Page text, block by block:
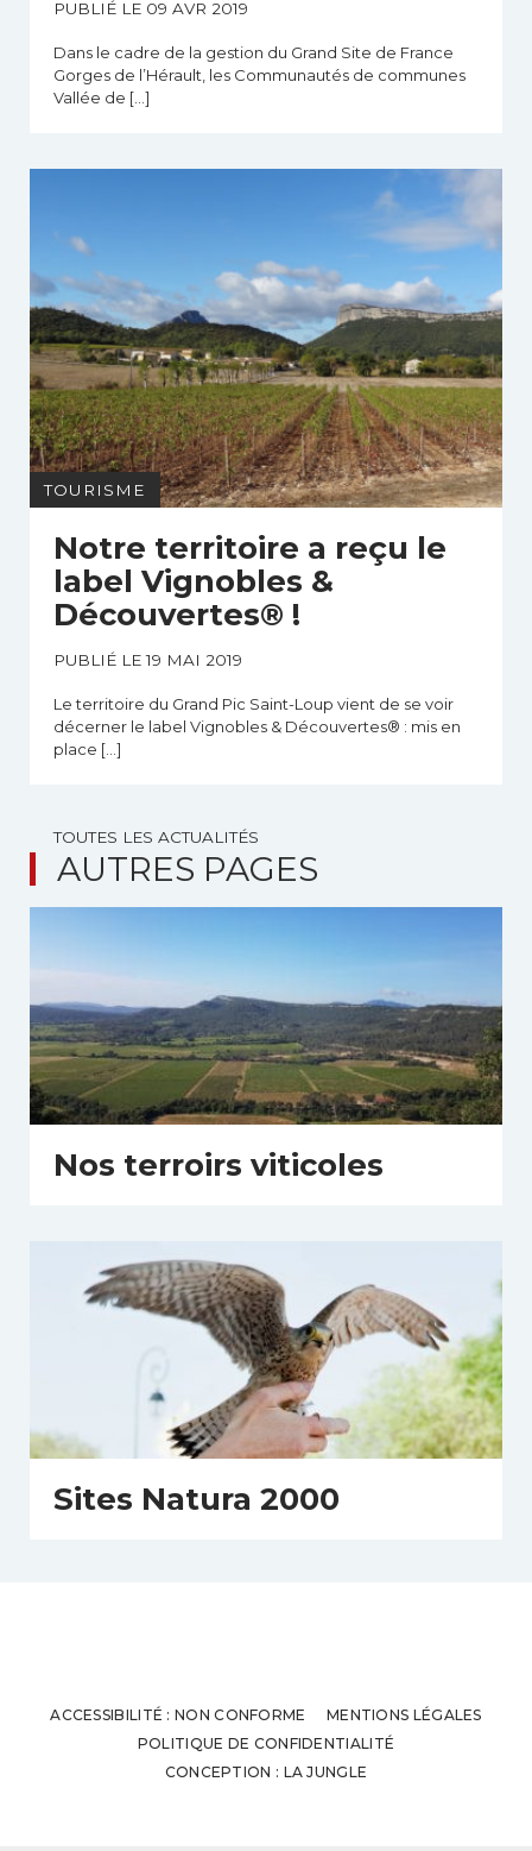
PUBLIÉ LE 09 AVR 2019
Dans le cadre de la gestion du Grand Site de France
Gorges de l’Hérault, les Communautés de communes
Vallée de […]
TOURISME
Notre territoire a reçu le
label Vignobles &
Découvertes® !
PUBLIÉ LE 19 MAI 2019
Le territoire du Grand Pic Saint-Loup vient de se voir
décerner le label Vignobles & Découvertes® : mis en
place […]
TOUTES LES ACTUALITÉS
AUTRES PAGES
Nos terroirs viticoles
Sites Natura 2000
ACCESSIBILITÉ : NON CONFORME
MENTIONS LÉGALES
POLITIQUE DE CONFIDENTIALITÉ
CONCEPTION : LA JUNGLE